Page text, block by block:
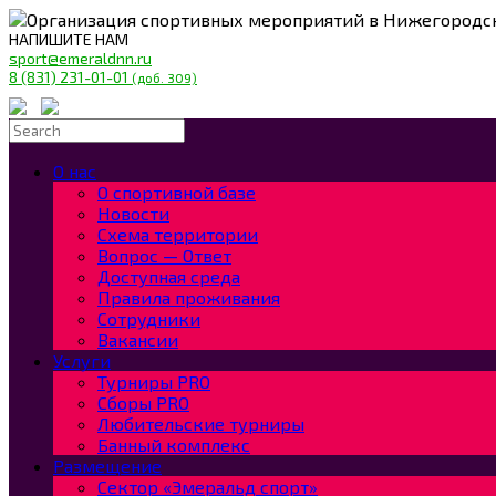
Организация спортивных мероприятий в
НАПИШИТЕ НАМ
sport@emeraldnn.ru
8 (831) 231-01-01 (доб. 309)
О нас
О спортивной базе
Новости
Схема территории
Вопрос — Ответ
Доступная среда
Правила проживания
Сотрудники
Вакансии
Услуги
Турниры PRO
Сборы PRO
Любительские турниры
Банный комплекс
Размещение
Сектор «Эмеральд спорт»